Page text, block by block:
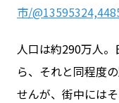
市/
人口は約290万人
ら、それと同程度
せんが、街中には